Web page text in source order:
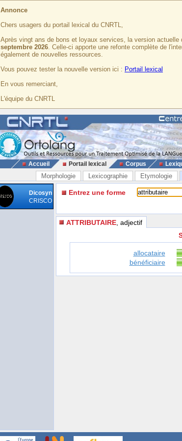
Annonce
Chers usagers du portail lexical du CNRTL,
Après vingt ans de bons et loyaux services, la version
septembre 2026. Celle-ci apporte une refonte complète de
également de nouvelles ressources.
Vous pouvez tester la nouvelle version ici : Portail lexical
En vous remerciant,
L'équipe du CNRTL
Accueil Portail lexical Corpus
Morphologie Lexicographie Etymologie
Dicosyn
CRISCO
Entrez une forme
ATTRIBUTAIRE , adjectif
allocataire
bénéficiaire